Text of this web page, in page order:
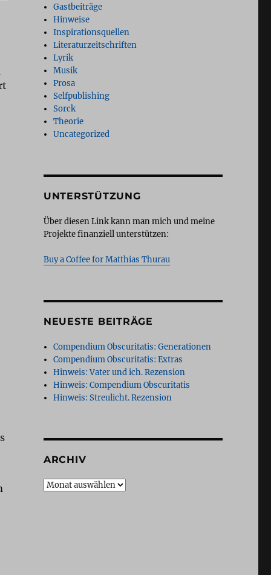
Gastbeiträge
Hinweise
Inspirationsquellen
Literaturzeitschriften
Lyrik
Musik
Prosa
Selfpublishing
Sorck
Theorie
Uncategorized
UNTERSTÜTZUNG
Über diesen Link kann man mich und meine
Projekte finanziell unterstützen:
Buy a Coffee for Matthias Thurau
NEUESTE BEITRÄGE
Compendium Obscuritatis: Generationen
Compendium Obscuritatis: Extras
Hinweis: Vater und ich. Rezension
Hinweis: Compendium Obscuritatis
Hinweis: Streulicht. Rezension
ARCHIV
Archiv